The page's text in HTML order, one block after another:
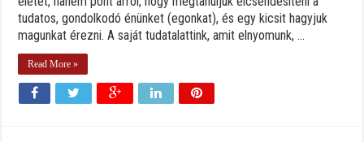
tudatos, gondolkodó énünket (egonkat), és egy kicsit hagyjuk
magunkat érezni. A saját tudatalattink, amit elnyomunk, ...
Read More »